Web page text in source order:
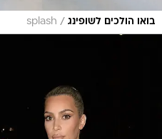
בואו הולכים לשופינג /
splash